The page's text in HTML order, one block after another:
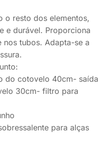
o resto dos elementos,
e durável. Proporciona
nos tubos. Adapta-se a
do cotovelo 40cm- saída
30cm- filtro para
para alças